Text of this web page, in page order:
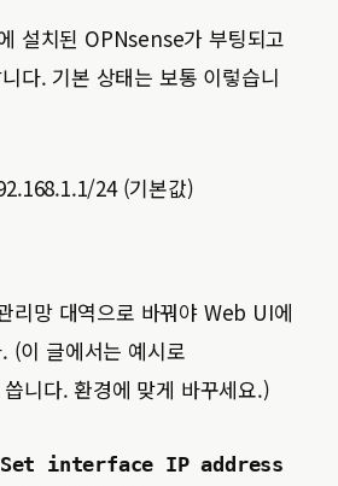
설치된 OPNsense가 부팅되고
다. 기본 상태는 보통 이렇습니
24 (기본값)
리망 대역으로 바꿔야 Web UI에
(이 글에서는 예시로
니다. 환경에 맞게 바꾸세요.)
interface IP address